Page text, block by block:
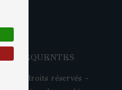
FRÉQUENTES
droits réservés -